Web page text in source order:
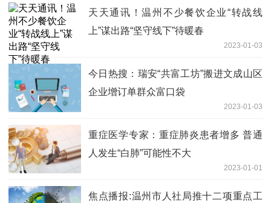
天天通讯！温州不少餐饮企业“转战线
上”谋出路“坚守线下”待暖春
2023-01-03
今日热搜：瑞安“共富工坊”搬进文成山区
企业增订单群众富口袋
2023-01-03
重症医学专家：重症肺炎患者增多 普通
人发生“白肺”可能性不大
2023-01-01
焦点播报:温州市人社局推十二项重点工